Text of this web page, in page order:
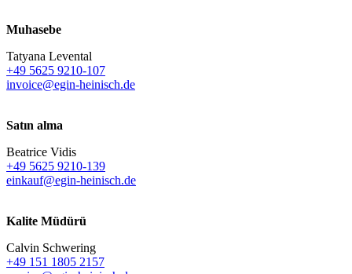
Muhasebe
Tatyana Levental
+49 5625 9210-107
invoice@egin-heinisch.de
Satın alma
Beatrice Vidis
+49 5625 9210-139
einkauf@egin-heinisch.de
Kalite Müdürü
Calvin Schwering
+49 151 1805 2157